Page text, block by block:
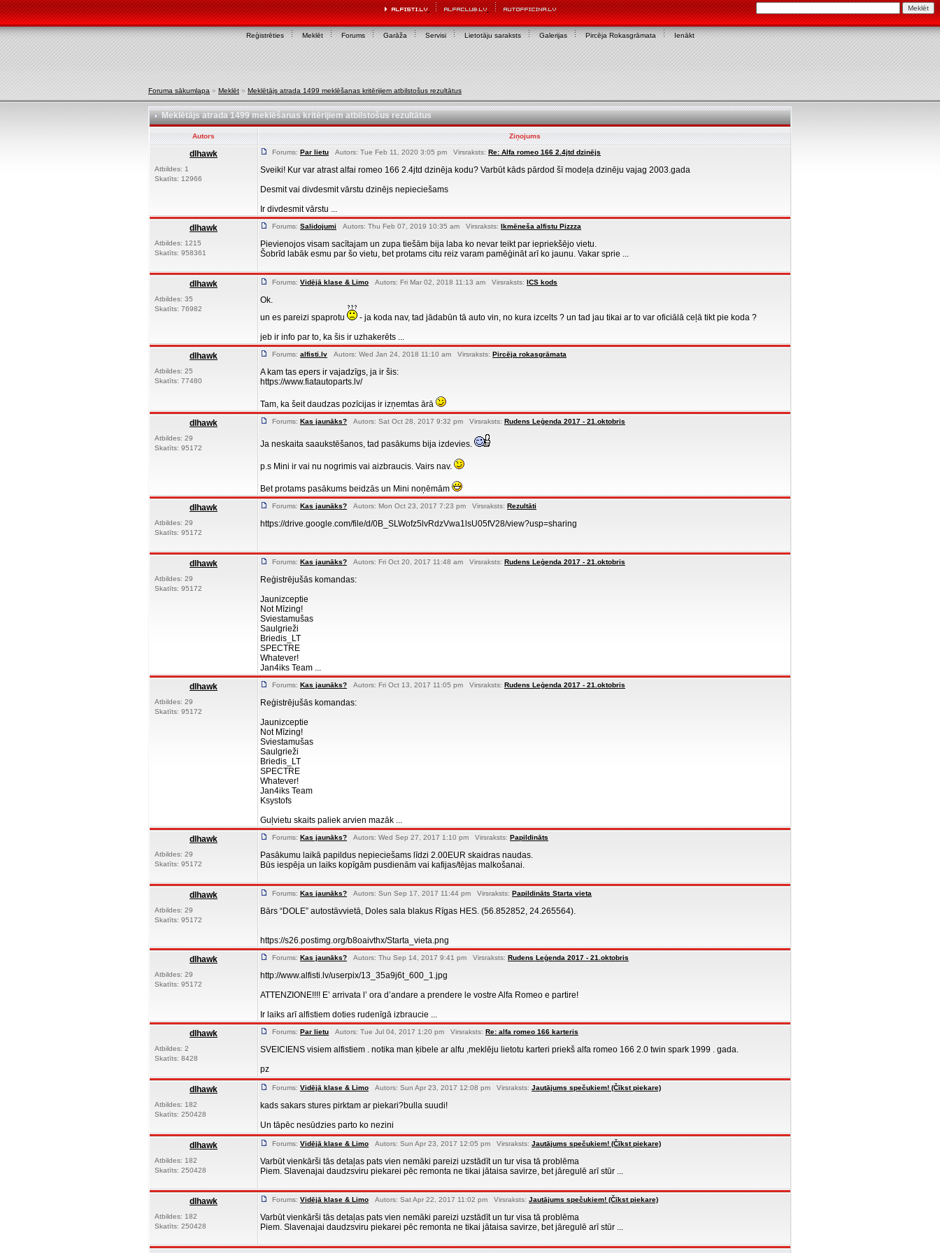
Reģistrēties Meklēt Forums Garāža Servisi Lietotāju saraksts Galerijas Pircēja Rokasgrāmata Ienākt
Foruma sākumlapa » Meklēt » Meklētājs atrada 1499 meklēšanas kritērijiem atbilstošus rezultātus
Meklētājs atrada 1499 meklēšanas kritērijiem atbilstošus rezultātus
Autors Ziņojums
dlhawk
Atbildes: 1
Skatīts: 12966
Forums: Par lietu Autors: Tue Feb 11, 2020 3:05 pm Virsraksts: Re: Alfa romeo 166 2.4jtd dzinējs
Sveiki! Kur var atrast alfai romeo 166 2.4jtd dzinēja kodu? Varbūt kāds pārdod šī modeļa dzinēju vajag 2003.gada
Desmit vai divdesmit vārstu dzinējs nepieciešams
Ir divdesmit vārstu ...
dlhawk
Atbildes: 1215
Skatīts: 958361
Forums: Salidojumi Autors: Thu Feb 07, 2019 10:35 am Virsraksts: Ikmēneša alfistu Pizzza
Pievienojos visam sacītajam un zupa tiešām bija laba ko nevar teikt par iepriekšējo vietu.
Šobrīd labāk esmu par šo vietu, bet protams citu reiz varam pamēģināt arī ko jaunu. Vakar sprie ...
dlhawk
Atbildes: 35
Skatīts: 76982
Forums: Vidējā klase & Limo Autors: Fri Mar 02, 2018 11:13 am Virsraksts: ICS kods
Ok.
un es pareizi spaprotu
- ja koda nav, tad jādabūn tā auto vin, no kura izcelts ? un tad jau tikai ar to var oficiālā ceļā tikt pie koda ?
jeb ir info par to, ka šis ir uzhakerēts ...
dlhawk
Atbildes: 25
Skatīts: 77480
Forums: alfisti.lv Autors: Wed Jan 24, 2018 11:10 am Virsraksts: Pircēja rokasgrāmata
A kam tas epers ir vajadzīgs, ja ir šis:
https://www.fiatautoparts.lv/
Tam, ka šeit daudzas pozīcijas ir izņemtas ārā
dlhawk
Atbildes: 29
Skatīts: 95172
Forums: Kas jaunāks? Autors: Sat Oct 28, 2017 9:32 pm Virsraksts: Rudens Leģenda 2017 - 21.oktobris
Ja neskaita saaukstēšanos, tad pasākums bija izdevies.
p.s Mini ir vai nu nogrimis vai aizbraucis. Vairs nav.
Bet protams pasākums beidzās un Mini noņēmām
dlhawk
Atbildes: 29
Skatīts: 95172
Forums: Kas jaunāks? Autors: Mon Oct 23, 2017 7:23 pm Virsraksts: Rezultāti
https://drive.google.com/file/d/0B_SLWofz5lvRdzVwa1lsU05fV28/view?usp=sharing
dlhawk
Atbildes: 29
Skatīts: 95172
Forums: Kas jaunāks? Autors: Fri Oct 20, 2017 11:48 am Virsraksts: Rudens Leģenda 2017 - 21.oktobris
Reģistrējušās komandas:
Jaunizceptie
Not Mīzing!
Sviestamušas
Saulgrieži
Briedis_LT
SPECTRE
Whatever!
Jan4iks Team ...
dlhawk
Atbildes: 29
Skatīts: 95172
Forums: Kas jaunāks? Autors: Fri Oct 13, 2017 11:05 pm Virsraksts: Rudens Leģenda 2017 - 21.oktobris
Reģistrējušās komandas:
Jaunizceptie
Not Mīzing!
Sviestamušas
Saulgrieži
Briedis_LT
SPECTRE
Whatever!
Jan4iks Team
Ksystofs
Guļvietu skaits paliek arvien mazāk ...
dlhawk
Atbildes: 29
Skatīts: 95172
Forums: Kas jaunāks? Autors: Wed Sep 27, 2017 1:10 pm Virsraksts: Papildināts
Pasākumu laikā papildus nepieciešams līdzi 2.00EUR skaidras naudas.
Būs iespēja un laiks kopīgām pusdienām vai kafijas/tējas malkošanai.
dlhawk
Atbildes: 29
Skatīts: 95172
Forums: Kas jaunāks? Autors: Sun Sep 17, 2017 11:44 pm Virsraksts: Papildināts Starta vieta
Bārs “DOLE” autostāvvietā, Doles sala blakus Rīgas HES. (56.852852, 24.265564).
https://s26.postimg.org/b8oaivthx/Starta_vieta.png
dlhawk
Atbildes: 29
Skatīts: 95172
Forums: Kas jaunāks? Autors: Thu Sep 14, 2017 9:41 pm Virsraksts: Rudens Leģenda 2017 - 21.oktobris
http://www.alfisti.lv/userpix/13_35a9j6t_600_1.jpg
ATTENZIONE!!!! E’ arrivata l’ ora d’andare a prendere le vostre Alfa Romeo e partire!
Ir laiks arī alfistiem doties rudenīgā izbraucie ...
dlhawk
Atbildes: 2
Skatīts: 8428
Forums: Par lietu Autors: Tue Jul 04, 2017 1:20 pm Virsraksts: Re: alfa romeo 166 karteris
SVEICIENS visiem alfistiem . notika man ķibele ar alfu ,meklēju lietotu karteri priekš alfa romeo 166 2.0 twin spark 1999 . gada.
pz
dlhawk
Atbildes: 182
Skatīts: 250428
Forums: Vidējā klase & Limo Autors: Sun Apr 23, 2017 12:08 pm Virsraksts: Jautājums spečukiem! (Čīkst piekare)
kads sakars stures pirktam ar piekari?bulla suudi!
Un tāpēc nesūdzies parto ko nezini
dlhawk
Atbildes: 182
Skatīts: 250428
Forums: Vidējā klase & Limo Autors: Sun Apr 23, 2017 12:05 pm Virsraksts: Jautājums spečukiem! (Čīkst piekare)
Varbūt vienkārši tās detaļas pats vien nemāki pareizi uzstādīt un tur visa tā problēma
Piem. Slavenajai daudzsviru piekarei pēc remonta ne tikai jātaisa savirze, bet jāregulē arī stūr ...
dlhawk
Atbildes: 182
Skatīts: 250428
Forums: Vidējā klase & Limo Autors: Sat Apr 22, 2017 11:02 pm Virsraksts: Jautājums spečukiem! (Čīkst piekare)
Varbūt vienkārši tās detaļas pats vien nemāki pareizi uzstādīt un tur visa tā problēma
Piem. Slavenajai daudzsviru piekarei pēc remonta ne tikai jātaisa savirze, bet jāregulē arī stūr ...